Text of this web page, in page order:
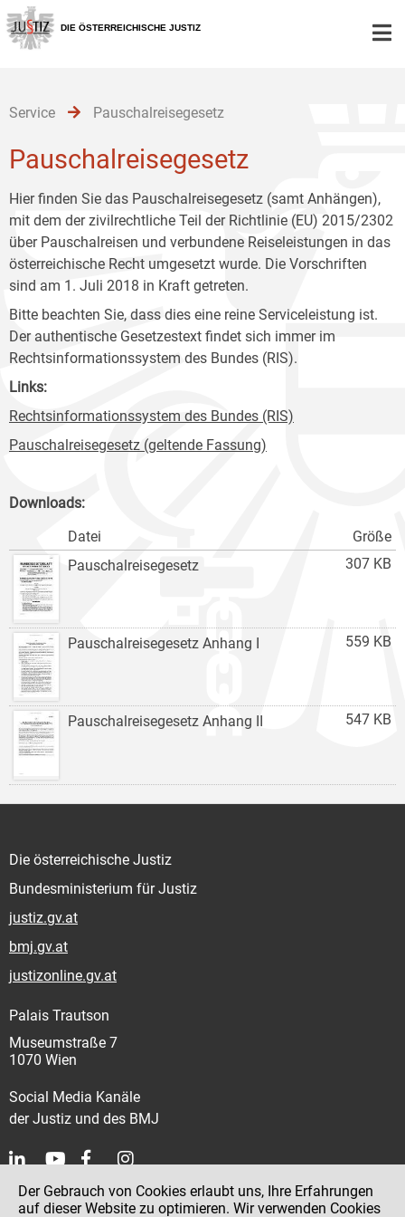
Zur
Hauptnavigation
[1]
Zum
Inhalt
[2]
Zum
Untermenü
[3]
DIE ÖSTERREICHISCHE JUSTIZ
Service Pauschalreisegesetz
Pauschalreisegesetz
Hier finden Sie das Pauschalreisegesetz (samt Anhängen),
mit dem der zivilrechtliche Teil der Richtlinie (EU) 2015/2302
über Pauschalreisen und verbundene Reiseleistungen in das
österreichische Recht umgesetzt wurde. Die Vorschriften
sind am 1. Juli 2018 in Kraft getreten.
Bitte beachten Sie, dass dies eine reine Serviceleistung ist.
Der authentische Gesetzestext findet sich immer im
Rechtsinformationssystem des Bundes (RIS).
Links:
Rechtsinformationssystem des Bundes (RIS)
Pauschalreisegesetz (geltende Fassung)
Downloads:
Größe
Datei
307 KB
Pauschalreisegesetz
559 KB
Pauschalreisegesetz Anhang I
547 KB
Pauschalreisegesetz Anhang II
Die österreichische Justiz
Bundesministerium für Justiz
justiz.gv.at
bmj.gv.at
justizonline.gv.at
Palais Trautson
Museumstraße 7
1070 Wien
Social Media Kanäle
der Justiz und des BMJ
Kontakt
Der Gebrauch von Cookies erlaubt uns, Ihre Erfahrungen
auf dieser Website zu optimieren. Wir verwenden Cookies